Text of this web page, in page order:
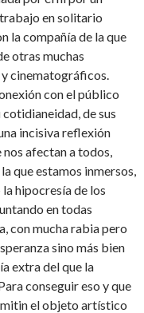
en solitario
la compañía de la que
otras muchas
cinematográficos.
con el público
de sus
incisiva reflexión
afectan a todos,
que estamos inmersos,
hipocresía de los
en todas
con mucha rabia pero
sino más bien
extra del que la
conseguir eso y que
mitin el objeto artístico